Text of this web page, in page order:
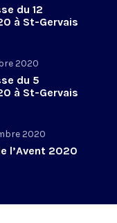
du 12
à St-Gervais
2020
du 5
à St-Gervais
2020
l’Avent 2020